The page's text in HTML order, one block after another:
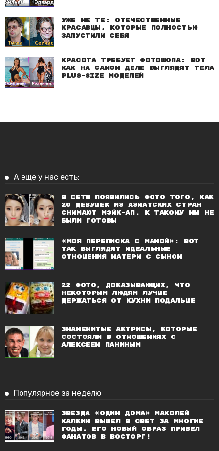
Уже не те: Отечественные
красавцы, которые полностью
запустили себя
Красота требует фотошопа: Вот
как на самом деле выглядят тела
plus-size моделей
А еще у нас есть:
В сети появились фото того, как
20 девушек из азиатских стран
снимают мэйк-ап. К такому мы не
были готовы
«Моя переписка с мамой»: вот
так выглядят идеальные
отношения матери с сыном
22 фото, доказывающих, что
некоторым людям лучше
держаться от кухни подальше
Знаменитые актрисы, которые
состояли в отношениях с
Алексеем Паниным
Популярное за неделю
Звезда «Один дома» Маколей
Калкин вышел в свет за многие
годы. Его новый образ привел
фанатов в восторг!